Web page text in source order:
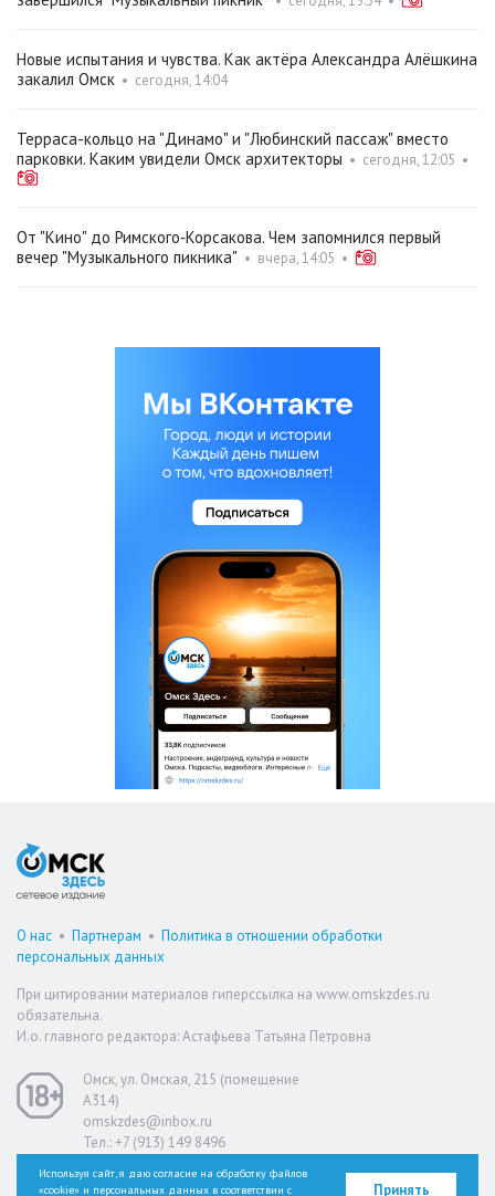
Новые испытания и чувства. Как актёра Александра Алёшкина
закалил Омск • сегодня, 14:04
Терраса-кольцо на "Динамо" и "Любинский пассаж" вместо
парковки. Каким увидели Омск архитекторы • сегодня, 12:05 •
От "Кино" до Римского‑Корсакова. Чем запомнился первый
вечер "Музыкального пикника" • вчера, 14:05 •
О нас • Партнерам • Политика в отношении обработки
персональных данных
При цитировании материалов гиперссылка на www.omskzdes.ru
обязательна.
И.о. главного редактора: Астафьева Татьяна Петровна
Омск, ул. Омская, 215 (помещение
А314)
omskzdes@inbox.ru
Тел.: +7 (913) 149 8496
Используя сайт, я даю согласие на обработку файлов
«cookie» и персональных данных в соответствии с
Принять